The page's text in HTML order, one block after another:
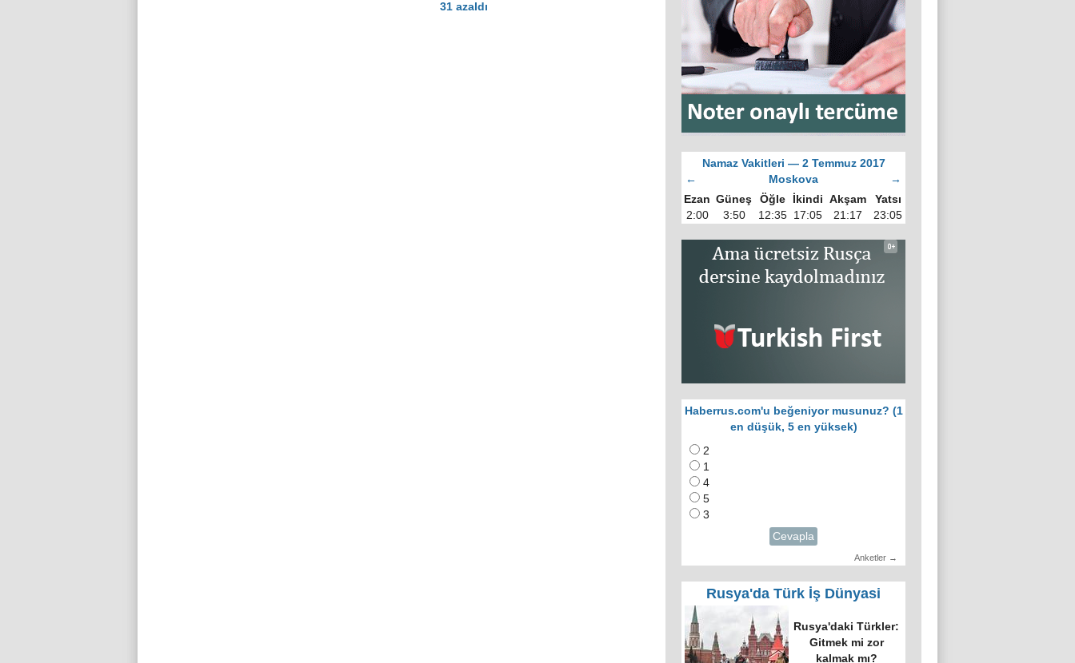
31 azaldı
Namaz Vakitleri — 2 Temmuz 2017
←
Moskova
→
Ezan Güneş Öğle İkindi Akşam
Yatsı
2:00
3:50 12:35 17:05 21:17 23:05
Haberrus.com'u beğeniyor musunuz? (1
en düşük, 5 en yüksek)
2
1
4
5
3
Cevapla
Anketler →
Rusya'da Türk İş Dünyasi
Rusya'daki Türkler:
Gitmek mi zor
kalmak mı?